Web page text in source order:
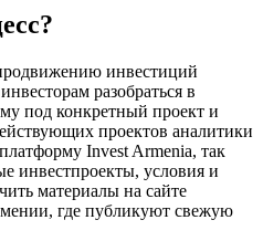
инвестиций
разобраться в
под конкретный проект и
проектов аналитики
Invest Armenia, так
инвестпроекты, условия и
материалы на сайте
где публикуют свежую